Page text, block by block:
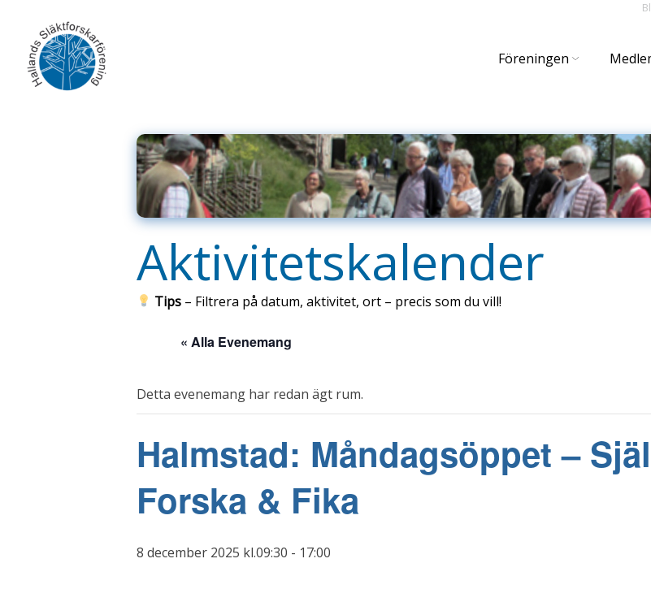
content
Föreningen
Aktivitetskalender
Tips – Filtrera på datum, aktivitet, ort – precis som du vill!
« Alla Evenemang
Detta evenemang har redan ägt rum.
Halmstad: Måndagsöppet –
Forska & Fika
8 december 2025 kl.09:30 - 17:00